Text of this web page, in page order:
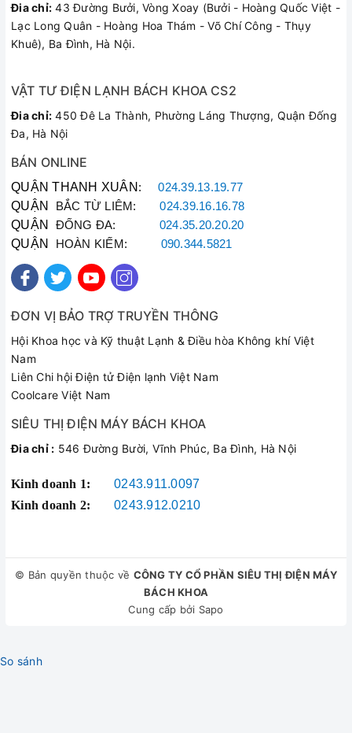
Đia chỉ: 43 Đường Bưởi, Vòng Xoay (Bưởi - Hoàng Quốc Việt -
Lạc Long Quân - Hoàng Hoa Thám - Võ Chí Công - Thụy
Khuê), Ba Đình, Hà Nội.
VẬT TƯ ĐIỆN LẠNH BÁCH KHOA CS2
Đia chỉ: 450 Đê La Thành, Phường Láng Thượng, Quận Đống
Đa, Hà Nội
BÁN ONLINE
QUẬN THANH XUÂN :024.39.13.19.77
QUẬN BẮC TỪ LIÊM:024.39.16.16.78
QUẬN ĐỐNG ĐA: 024.35.20.20.20
QUẬN HOÀN KIẾM: 090.344.5821
ĐƠN VỊ BẢO TRỢ TRUYỀN THÔNG
Hội Khoa học và Kỹ thuật Lạnh & Điều hòa Không khí Việt
Nam
Liên Chi hội Điện tử Điện lạnh Việt Nam
Coolcare Việt Nam
SIÊU THỊ ĐIỆN MÁY BÁCH KHOA
Đia chỉ : 546 Đường Bười, Vĩnh Phúc, Ba Đình, Hà Nội
Kinh doanh 1:
0243.911.0097
Kinh doanh 2:
0243.912.0210
© Bản quyền thuộc về CÔNG TY CỔ PHẦN SIÊU THỊ ĐIỆN MÁY
BÁCH KHOA
Cung cấp bởi Sapo
So sánh